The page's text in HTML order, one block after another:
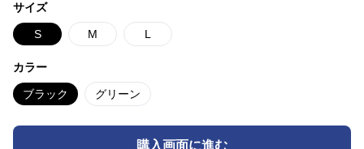
サイズ
S M L
カラー
ブラック グリーン
購入画面に進む